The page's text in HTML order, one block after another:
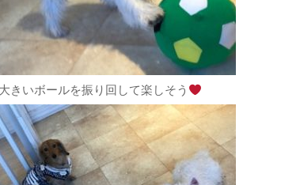
大きいボールを振り回して楽しそう